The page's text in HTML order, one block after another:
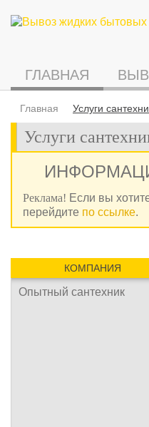
ГЛАВНАЯ
Главная Услуги
Услуги
Реклама! Если вы
перейдите по ссылке.
КОМПАНИЯ
Опытный сантехник